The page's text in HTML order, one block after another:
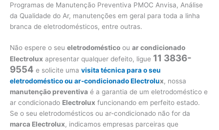
Programas de Manutenção Preventiva PMOC Anvisa, Análise
da Qualidade do Ar, manutenções em geral para toda a linha
branca de eletrodomésticos, entre outras.
Não espere o seu eletrodoméstico ou ar condicionado
Electrolux apresentar qualquer defeito, ligue 11 3836-
9554 e solicite uma visita técnica para o seu
eletrodoméstico ou ar-condicionado Electrolux, nossa
manutenção preventiva é a garantia de um eletrodoméstico e
ar condicionado Electrolux funcionando em perfeito estado.
Se o seu eletrodomésticos ou ar-condicionado não for da
marca Electrolux, indicamos empresas parceiras que